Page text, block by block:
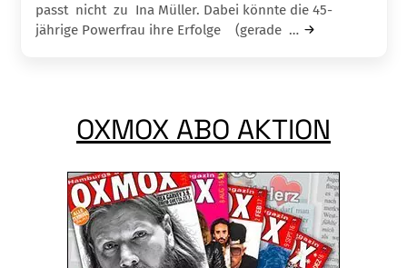
passt nicht zu Ina Müller. Dabei könnte die 45-
jährige Powerfrau ihre Erfolge (gerade …
OXMOX ABO AKTION